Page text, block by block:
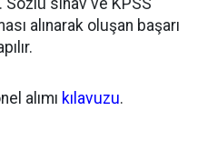
Sözlü sınav ve KPSS
alınarak oluşan başarı
alımı kılavuzu.